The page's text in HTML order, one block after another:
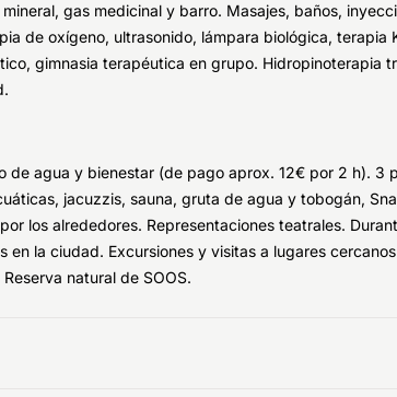
gas medicinal y barro. Masajes, baños,
de oxígeno, ultrasonido, lámpara biológica, terapia
gimnasia terapéutica en grupo. Hidropinoterapia
de agua y bienestar (de pago aprox. 12€ por 2 h). 3
jacuzzis, sauna, gruta de agua y tobogán,
los alrededores. Representaciones teatrales.
en la ciudad. Excursiones y visitas a lugares
natural de SOOS.